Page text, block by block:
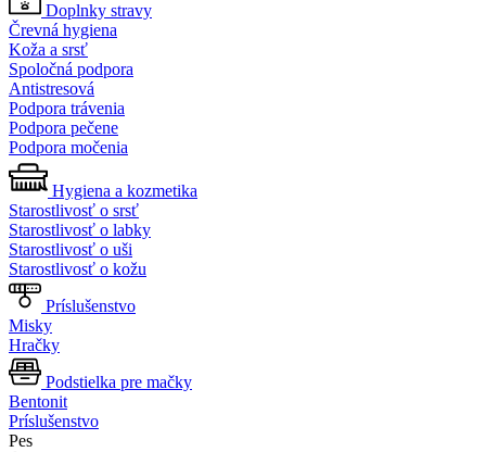
Doplnky stravy
Črevná hygiena
Koža a srsť
Spoločná podpora
Antistresová
Podpora trávenia
Podpora pečene
Podpora močenia
Hygiena a kozmetika
Starostlivosť o srsť
Starostlivosť o labky
Starostlivosť o uši
Starostlivosť o kožu
Príslušenstvo
Misky
Hračky
Podstielka pre mačky
Bentonit
Príslušenstvo
Pes